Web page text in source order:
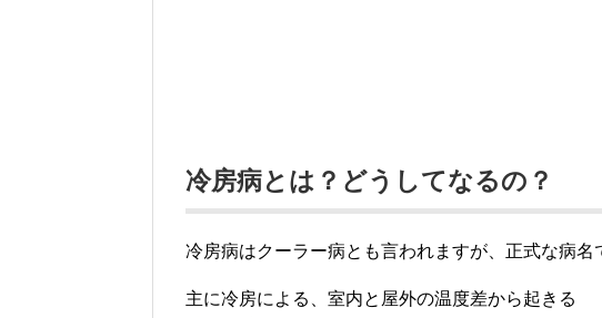
冷房病とは？どうしてなるの？
冷房病はクーラー病とも言われますが、正式な病名
主に冷房による、室内と屋外の温度差から起きる